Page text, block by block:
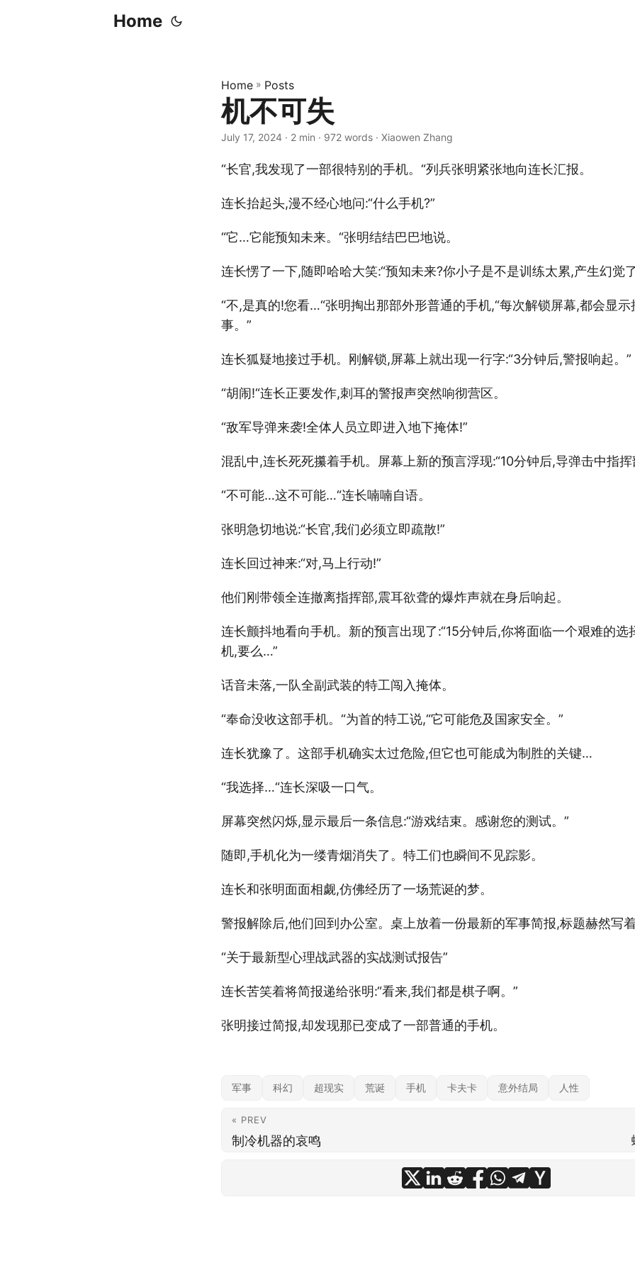
Home
Home » Posts
机不可失
July 17, 2024 · 2 min · 972 words · Xiaowen Zhang
“长官,我发现了一部很特别的手机。“列兵张明紧张地向连长汇报。
连长抬起头,漫不经心地问:“什么手机?”
“它…它能预知未来。“张明结结巴巴地说。
连长愣了一下,随即哈哈大笑:“预知未来?你小子是不是训练太累,产生幻觉
“不,是真的!您看…“张明掏出那部外形普通的手机,“每次解锁屏幕,都会显
事。”
连长狐疑地接过手机。刚解锁,屏幕上就出现一行字:“3分钟后,警报响起。”
“胡闹!“连长正要发作,刺耳的警报声突然响彻营区。
“敌军导弹来袭!全体人员立即进入地下掩体!”
混乱中,连长死死攥着手机。屏幕上新的预言浮现:“10分钟后,导弹击中指挥
“不可能…这不可能…“连长喃喃自语。
张明急切地说:“长官,我们必须立即疏散!”
连长回过神来:“对,马上行动!”
他们刚带领全连撤离指挥部,震耳欲聋的爆炸声就在身后响起。
连长颤抖地看向手机。新的预言出现了:“15分钟后,你将面临一个艰难的选
机,要么…”
话音未落,一队全副武装的特工闯入掩体。
“奉命没收这部手机。“为首的特工说,“它可能危及国家安全。”
连长犹豫了。这部手机确实太过危险,但它也可能成为制胜的关键…
“我选择…“连长深吸一口气。
屏幕突然闪烁,显示最后一条信息:“游戏结束。感谢您的测试。”
随即,手机化为一缕青烟消失了。特工们也瞬间不见踪影。
连长和张明面面相觑,仿佛经历了一场荒诞的梦。
警报解除后,他们回到办公室。桌上放着一份最新的军事简报,标题赫然写
“关于最新型心理战武器的实战测试报告”
连长苦笑着将简报递给张明:“看来,我们都是棋子啊。”
张明接过简报,却发现那已变成了一部普通的手机。
军事 科幻 超现实 荒诞 手机 卡夫卡 意外结局 人性
« PREV
制冷机器的哀鸣